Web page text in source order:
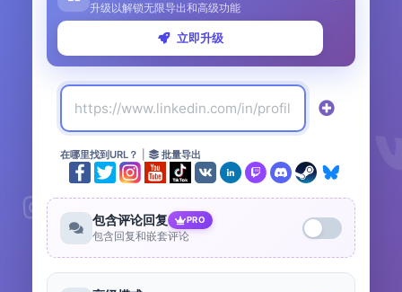
升级以解锁无限导出和高级功能
立即升级
在哪里找到URL？ 批量导出
包含评论回复 PRO
包含回复和嵌套评论